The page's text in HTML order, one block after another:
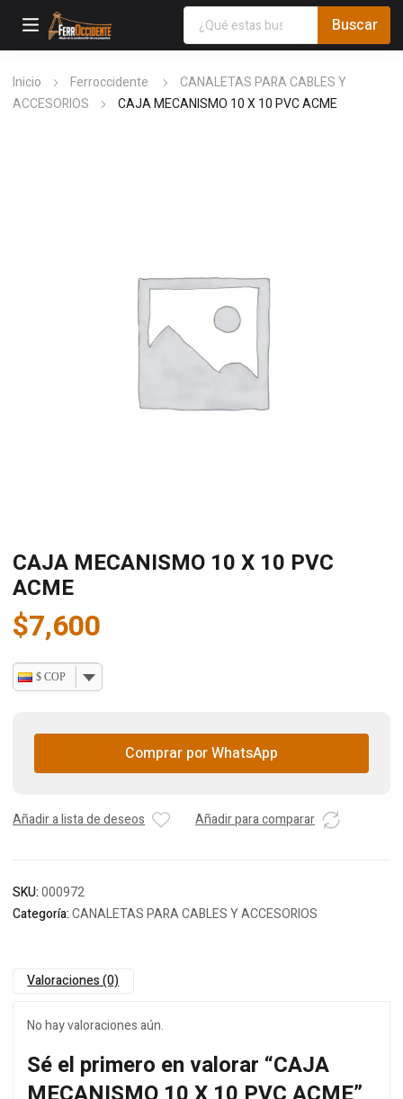
Inicio Ferroccidente
CANALETAS PARA CABLES Y
ACCESORIOS
CAJA MECANISMO 10 X 10 PVC ACME
CAJA MECANISMO 10 X 10 PVC
ACME
$7,600
$ COP
Comprar por WhatsApp
Añadir a lista de deseos Añadir para comparar
SKU:000972
Categoría:CANALETAS PARA CABLES Y ACCESORIOS
Valoraciones (0)
No hay valoraciones aún.
Sé el primero en valorar “CAJA